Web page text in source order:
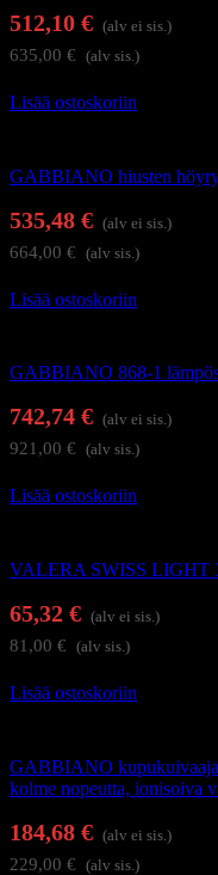
512,10 € (alv ei sis.)
635,00 € (alv sis.)
Lisää ostoskoriin
GABBIANO hiusten
535,48 € (alv ei sis.)
664,00 € (alv sis.)
Lisää ostoskoriin
GABBIANO 868-1
742,74 € (alv ei sis.)
921,00 € (alv sis.)
Lisää ostoskoriin
VALERA SWISS LIGHT
65,32 € (alv ei sis.)
81,00 € (alv sis.)
Lisää ostoskoriin
GABBIANO
kolme nopeutta, ionisoiva
184,68 € (alv ei sis.)
229,00 € (alv sis.)